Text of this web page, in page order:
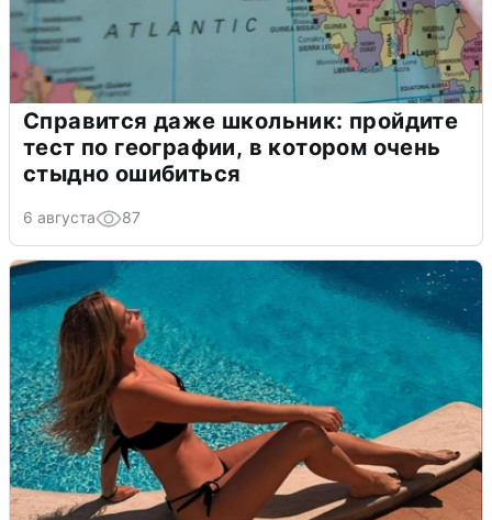
Справится даже школьник: пройдите
тест по географии, в котором очень
стыдно ошибиться
6 августа 87